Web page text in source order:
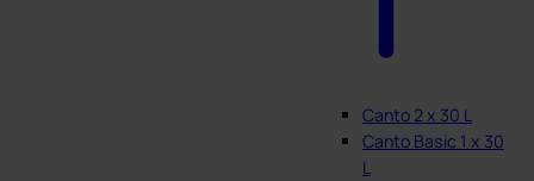
Canto 2 x 30 L
Canto Basic 1 x 30
L